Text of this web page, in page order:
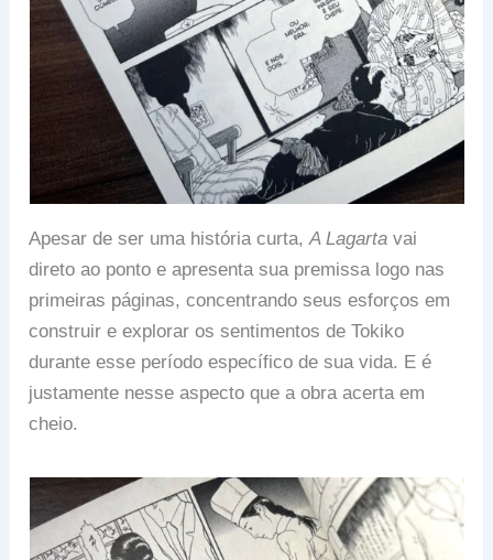
Apesar de ser uma história curta,A Lagarta vai
direto ao ponto e apresenta sua premissa logo nas
primeiras páginas, concentrando seus esforços em
construir e explorar os sentimentos de Tokiko
durante esse período específico de sua vida. E é
justamente nesse aspecto que a obra acerta em
cheio.